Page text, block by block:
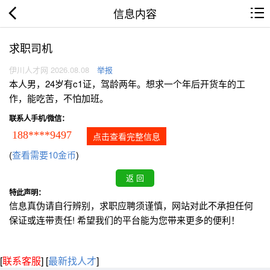
信息内容
求职司机
伊川人才网 2026.08.08 举报
本人男，24岁有c1证，驾龄两年。想求一个年后开货车的工
作，能吃苦，不怕加班。
联系人手机/微信：
188****9497 点击查看完整信息
(查看需要10金币)
特此声明：
信息真伪请自行辨别，求职应聘须谨慎，网站对此不承担任何
保证或连带责任! 希望我们的平台能为您带来更多的便利！
[联系客服] [最新找人才]